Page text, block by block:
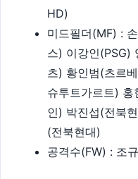
HD)
미드필더(MF) :
스) 이강인(PSG)
츠) 황인범(츠르
슈투트가르트)
인) 박진섭(전북
(전북현대)
공격수(FW) : 조